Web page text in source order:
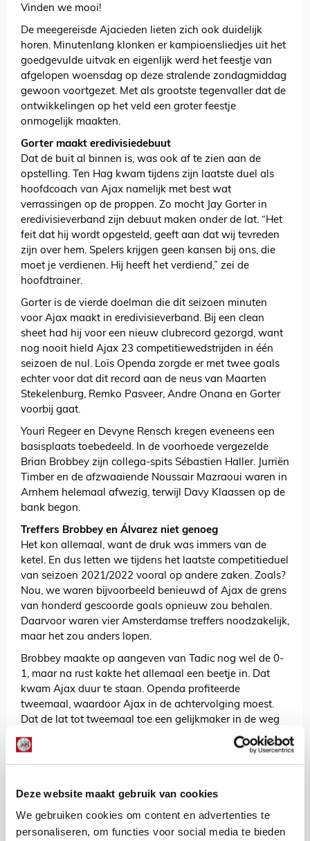
Deze website maakt gebruik van cookies
We gebruiken cookies om content en advertenties te
personaliseren, om functies voor social media te bieden
Vinden we mooi!
De meegereisde Ajacieden lieten zich ook duidelijk
horen. Minutenlang klonken er kampioensliedjes uit het
goedgevulde uitvak en eigenlijk werd het feestje van
afgelopen woensdag op deze stralende zondagmiddag
gewoon voortgezet. Met als grootste tegenvaller dat de
ontwikkelingen op het veld een groter feestje
onmogelijk maakten.
Gorter maakt eredivisiedebuut
Dat de buit al binnen is, was ook af te zien aan de
opstelling. Ten Hag kwam tijdens zijn laatste duel als
hoofdcoach van Ajax namelijk met best wat
verrassingen op de proppen. Zo mocht Jay Gorter in
eredivisieverband zijn debuut maken onder de lat. “Het
feit dat hij wordt opgesteld, geeft aan dat wij tevreden
zijn over hem. Spelers krijgen geen kansen bij ons, die
moet je verdienen. Hij heeft het verdiend,” zei de
hoofdtrainer.
Gorter is de vierde doelman die dit seizoen minuten
voor Ajax maakt in eredivisieverband. Bij een clean
sheet had hij voor een nieuw clubrecord gezorgd, want
nog nooit hield Ajax 23 competitiewedstrijden in één
seizoen de nul. Loïs Openda zorgde er met twee goals
echter voor dat dit record aan de neus van Maarten
Stekelenburg, Remko Pasveer, Andre Onana en Gorter
voorbij gaat.
Youri Regeer en Devyne Rensch kregen eveneens een
basisplaats toebedeeld. In de voorhoede vergezelde
Brian Brobbey zijn collega-spits Sébastien Haller. Jurriën
Timber en de afzwaaiende Noussair Mazraoui waren in
Arnhem helemaal afwezig, terwijl Davy Klaassen op de
bank begon.
Treffers Brobbey en Álvarez niet genoeg
Het kon allemaal, want de druk was immers van de
ketel. En dus letten we tijdens het laatste competitieduel
van seizoen 2021/2022 vooral op andere zaken. Zoals?
Nou, we waren bijvoorbeeld benieuwd of Ajax de grens
van honderd gescoorde goals opnieuw zou behalen.
Daarvoor waren vier Amsterdamse treffers noodzakelijk,
maar het zou anders lopen.
Brobbey maakte op aangeven van Tadic nog wel de 0-
1, maar na rust kakte het allemaal een beetje in. Dat
kwam Ajax duur te staan. Openda profiteerde
tweemaal, waardoor Ajax in de achtervolging moest.
Dat de lat tot tweemaal toe een gelijkmaker in de weg
stond, was pech, maar sprankelen deed het spel van
Ajax niet meer. In de slotfase wist Edson Álvarez met
een rake kopbal nog wel de gelijkmaker te produceren.
Interessante zomer wacht
vanzelfsprekend allemaal niet meer uit, maar we
hadden Ten Hag graag een laatste zege gegund. Een